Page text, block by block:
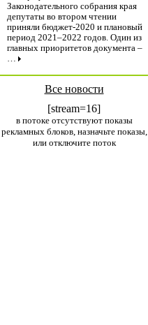
Законодательного собрания края
депутаты во втором чтении
приняли бюджет-2020 и плановый
период 2021–2022 годов. Один из
главных приоритетов документа –
…
Все новости
[stream=16]
в потоке отсутствуют показы
рекламных блоков, назначьте показы,
или отключите поток